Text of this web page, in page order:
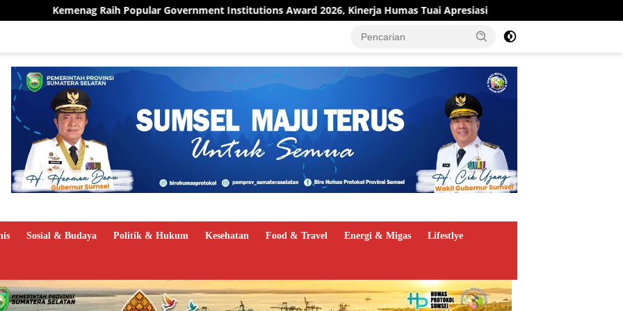
Government Institutions Award 2026, Kinerja Humas Tuai Apresiasi Pit Stop Kilang Plaju Berjalan, Pertamina
Sosial & Budaya Politik & Hukum Kesehatan Food & Travel Energi & Migas Lifestlye